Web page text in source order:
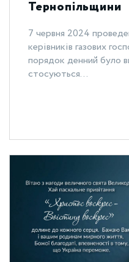
Тернопільщини
7 червня 2024
керівників газових
порядок денний було
стосуються...